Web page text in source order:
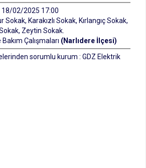
02/2025 17:00
Sokak, Karakızlı Sokak, Kırlangıç Sokak,
Zeytin Sokak.
Çalışmaları (Narlıdere İlçesi)
sorumlu kurum : GDZ Elektrik